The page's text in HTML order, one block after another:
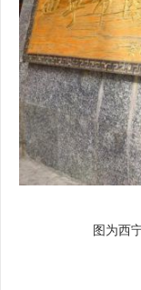
图为西宁